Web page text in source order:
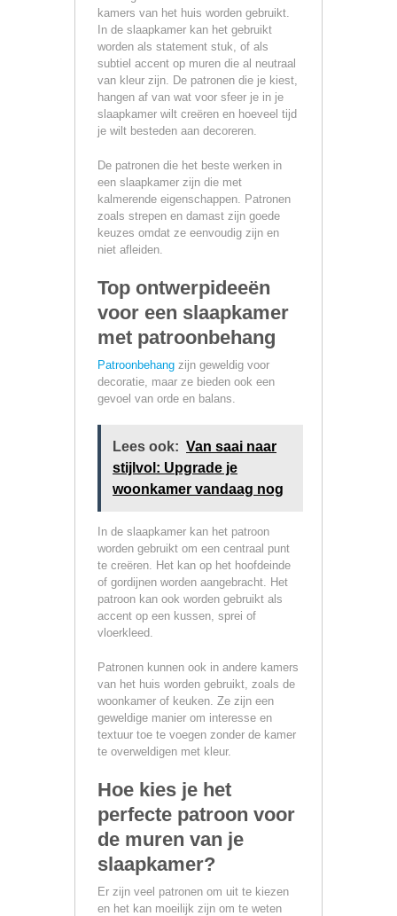
kamers van het huis worden gebruikt.
In de slaapkamer kan het gebruikt
worden als statement stuk, of als
subtiel accent op muren die al neutraal
van kleur zijn. De patronen die je kiest,
hangen af van wat voor sfeer je in je
slaapkamer wilt creëren en hoeveel tijd
je wilt besteden aan decoreren.
De patronen die het beste werken in
een slaapkamer zijn die met
kalmerende eigenschappen. Patronen
zoals strepen en damast zijn goede
keuzes omdat ze eenvoudig zijn en
niet afleiden.
Top ontwerpideeën
voor een slaapkamer
met patroonbehang
Patroonbehang zijn geweldig voor
decoratie, maar ze bieden ook een
gevoel van orde en balans.
Lees ook: Van saai naar
stijlvol: Upgrade je
woonkamer vandaag nog
In de slaapkamer kan het patroon
worden gebruikt om een centraal punt
te creëren. Het kan op het hoofdeinde
of gordijnen worden aangebracht. Het
patroon kan ook worden gebruikt als
accent op een kussen, sprei of
vloerkleed.
Patronen kunnen ook in andere kamers
van het huis worden gebruikt, zoals de
woonkamer of keuken. Ze zijn een
geweldige manier om interesse en
textuur toe te voegen zonder de kamer
te overweldigen met kleur.
Hoe kies je het
perfecte patroon voor
de muren van je
slaapkamer?
Er zijn veel patronen om uit te kiezen
en het kan moeilijk zijn om te weten